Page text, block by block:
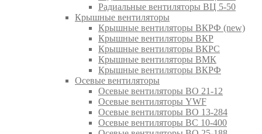
Радиальные вентиляторы ВЦ 5-50
Крышные вентиляторы
Крышные вентиляторы ВКРФ (new)
Крышные вентиляторы ВКР
Крышные вентиляторы ВКРС
Крышные вентиляторы ВМК
Крышные вентиляторы ВКРФ
Осевые вентиляторы
Осевые вентиляторы ВО 21-12
Осевые вентиляторы YWF
Осевые вентиляторы ВО 13-284
Осевые вентиляторы ВС 10-400